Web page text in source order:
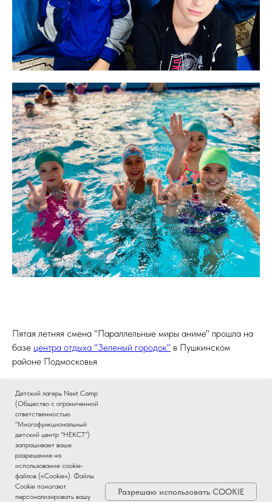
Пятая летняя смена "Параллельные миры аниме" прошла на
базе центра отдыха "Зеленый городок" в Пушкинском
районе Подмосковья
Еще больше фотографий с этой летней смены смотрите в
группе лагеря ВКонтакте
Все материалы данного сайта являются объектами авторского
права. Запрещается копирование, распространение, модификация
Детский лагерь Next Camp
(Общество с ограниченной
ответственностью
"Многофункциональный
детский центр "НЕКСТ")
запрашивает ваше
разрешение на
использование cookie-
файлов («Cookie»). Файлы
Cookie помогают
персонализировать вашу
Разрешаю использовать COOKIE